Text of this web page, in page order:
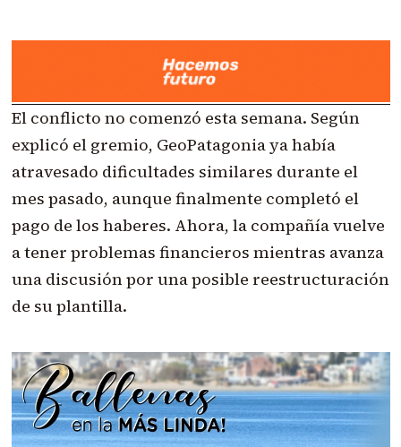
El conflicto no comenzó esta semana. Según
explicó el gremio, GeoPatagonia ya había
atravesado dificultades similares durante el
mes pasado, aunque finalmente completó el
pago de los haberes. Ahora, la compañía vuelve
a tener problemas financieros mientras avanza
una discusión por una posible reestructuración
de su plantilla.